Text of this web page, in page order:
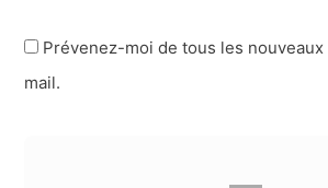
Prévenez-moi de tous les
mail.